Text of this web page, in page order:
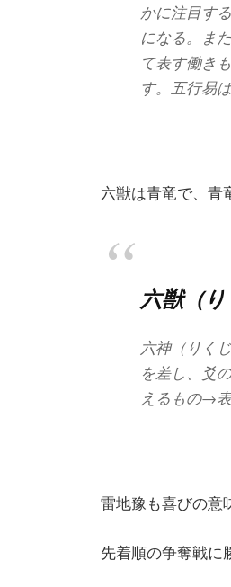
かに注目す
になる。ま
て表す働き
す。五行易
六獣は青竜で、青
六獣（り
六神（りく
を差し、爻
えるもの→
雷地豫も喜びの意
先着順の争奪戦に